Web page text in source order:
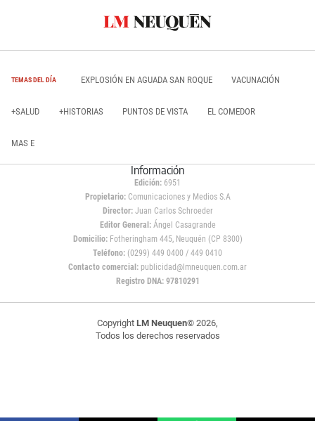
TEMAS DEL DÍA EXPLOSIÓN EN AGUADA SAN ROQUE VACUNACIÓN
+SALUD +HISTORIAS PUNTOS DE VISTA EL COMEDOR
MAS E
Información
Edición: 6951
Propietario:Comunicaciones y Medios S.A
Director: Juan Carlos Schroeder
Editor General:Ángel Casagrande
Domicilio:Fotheringham 445, Neuquén (CP 8300)
Teléfono: (0299) 449 0400 / 449 0410
Contacto comercial: publicidad@lmneuquen.com.ar
Registro DNA: 97810291
Copyright LM Neuquen© 2026,
Todos los derechos reservados